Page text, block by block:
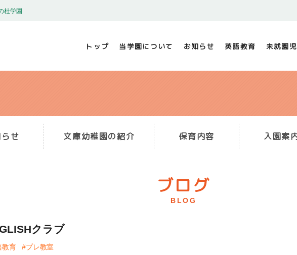
杜学園
トップ 当学園について お知らせ 英語教育 未就園
せ 文庫幼稚園の紹介 保育内容 入園案
ブログ
BLOG
クラブ
教育
#プレ教室